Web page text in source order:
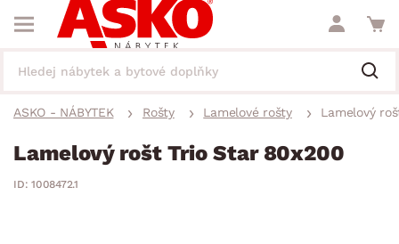
ASKO - NÁBYTEK Rošty Lamelové rošty Lamelový
Lamelový rošt Trio Star 80x200
ID: 1008472.1